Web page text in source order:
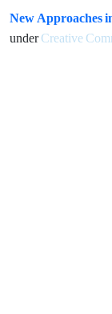
New Approaches
underCreative